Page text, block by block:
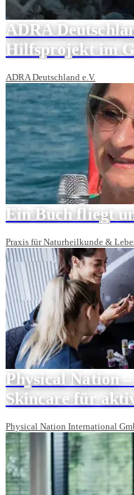
ADRA
Hilfsprojekt im
ADRA Deutschland e.V.
Ein Buch fliegt
Praxis für Naturheilkunde &
Physical Nation
Skincare für
Physical Nation International